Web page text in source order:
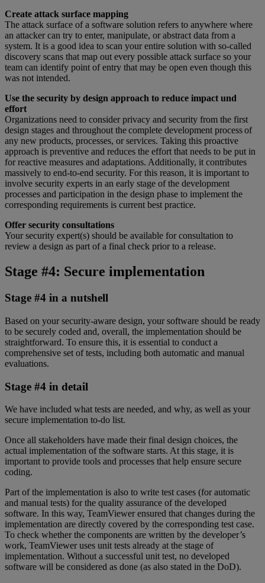
Create attack surface mapping
The attack surface of a software solution refers to anywhere where
an attacker can try to enter, manipulate, or abstract data from a
system. It is a good idea to scan your entire solution with so-called
discovery scans that map out every possible attack surface so your
team can identify point of entry that may be open even though this
was not intended.
Use the security by design approach to reduce impact und
effort
Organizations need to consider privacy and security from the first
design stages and throughout the complete development process of
any new products, processes, or services. Taking this proactive
approach is preventive and reduces the effort that needs to be put in
for reactive measures and adaptations. Additionally, it contributes
massively to end-to-end security. For this reason, it is important to
involve security experts in an early stage of the development
processes and participation in the design phase to implement the
corresponding requirements is current best practice.
Offer security consultations
Your security expert(s) should be available for consultation to
review a design as part of a final check prior to a release.
Stage #4: Secure implementation
Stage #4 in a nutshell
Based on your security-aware design, your software should be ready
to be securely coded and, overall, the implementation should be
straightforward. To ensure this, it is essential to conduct a
comprehensive set of tests, including both automatic and manual
evaluations.
Stage #4 in detail
We have included what tests are needed, and why, as well as your
secure implementation to-do list.
Once all stakeholders have made their final design choices, the
actual implementation of the software starts. At this stage, it is
important to provide tools and processes that help ensure secure
coding.
Part of the implementation is also to write test cases (for automatic
and manual tests) for the quality assurance of the developed
software. In this way, TeamViewer ensured that changes during the
implementation are directly covered by the corresponding test case.
To check whether the components are written by the developer’s
work, TeamViewer uses unit tests already at the stage of
implementation. Without a successful unit test, no developed
software will be considered as done (as also stated in the DoD).